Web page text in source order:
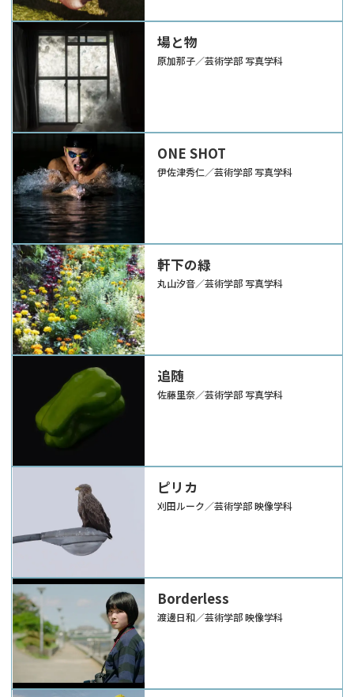
場と物
原加那子／芸術学部 写真学科
ONE SHOT
伊佐津秀仁／芸術学部 写真学科
軒下の緑
丸山汐音／芸術学部 写真学科
追随
佐藤里奈／芸術学部 写真学科
ピリカ
刈田ルーク／芸術学部 映像学科
Borderless
渡邊日和／芸術学部 映像学科